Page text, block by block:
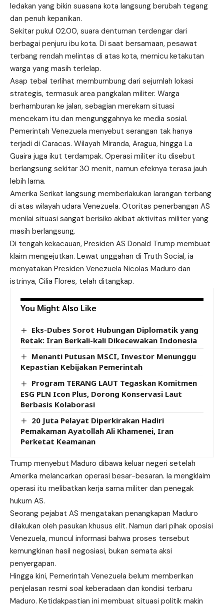
ledakan yang bikin suasana kota langsung berubah tegang
dan penuh kepanikan.
Sekitar pukul 02.00, suara dentuman terdengar dari
berbagai penjuru ibu kota. Di saat bersamaan, pesawat
terbang rendah melintas di atas kota, memicu ketakutan
warga yang masih terlelap.
Asap tebal terlihat membumbung dari sejumlah lokasi
strategis, termasuk area pangkalan militer. Warga
berhamburan ke jalan, sebagian merekam situasi
mencekam itu dan mengunggahnya ke media sosial.
Pemerintah Venezuela menyebut serangan tak hanya
terjadi di Caracas. Wilayah Miranda, Aragua, hingga La
Guaira juga ikut terdampak. Operasi militer itu disebut
berlangsung sekitar 30 menit, namun efeknya terasa jauh
lebih lama.
Amerika Serikat langsung memberlakukan larangan terbang
di atas wilayah udara Venezuela. Otoritas penerbangan AS
menilai situasi sangat berisiko akibat aktivitas militer yang
masih berlangsung.
Di tengah kekacauan, Presiden AS Donald Trump membuat
klaim mengejutkan. Lewat unggahan di Truth Social, ia
menyatakan Presiden Venezuela Nicolas Maduro dan
istrinya, Cilia Flores, telah ditangkap.
You Might Also Like
Eks-Dubes Sorot Hubungan Diplomatik yang
Retak: Iran Berkali-kali Dikecewakan Indonesia
Menanti Putusan MSCI, Investor Menunggu
Kepastian Kebijakan Pemerintah
Program TERANG LAUT Tegaskan Komitmen
ESG PLN Icon Plus, Dorong Konservasi Laut
Berbasis Kolaborasi
20 Juta Pelayat Diperkirakan Hadiri
Pemakaman Ayatollah Ali Khamenei, Iran
Perketat Keamanan
Trump menyebut Maduro dibawa keluar negeri setelah
Amerika melancarkan operasi besar-besaran. Ia mengklaim
operasi itu melibatkan kerja sama militer dan penegak
hukum AS.
Seorang pejabat AS mengatakan penangkapan Maduro
dilakukan oleh pasukan khusus elit. Namun dari pihak oposisi
Venezuela, muncul informasi bahwa proses tersebut
kemungkinan hasil negosiasi, bukan semata aksi
penyergapan.
Hingga kini, Pemerintah Venezuela belum memberikan
penjelasan resmi soal keberadaan dan kondisi terbaru
Maduro. Ketidakpastian ini membuat situasi politik makin